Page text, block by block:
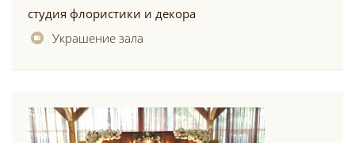
студия флористики и декора
Украшение зала